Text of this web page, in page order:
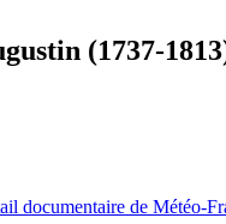
(1737-
documentaire de Météo-